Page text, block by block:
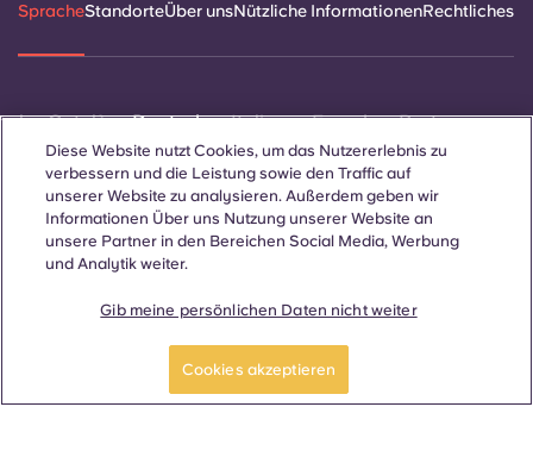
SpracheStandorteÜber unsNützliche InformationenRechtliches
Català Deutsch Italian French Portuguese
Wo auf dieser Website Begriffe verwendet werden, die sich auf
Diese Website nutzt Cookies, um das Nutzererlebnis zu
verbessern und die Leistung sowie den Traffic auf
unserer Website zu analysieren. Außerdem geben wir
Informationen Über uns Nutzung unserer Website an
unsere Partner in den Bereichen Social Media, Werbung
und Analytik weiter.
Gib meine persönlichen Daten nicht weiter
Cookies akzeptieren